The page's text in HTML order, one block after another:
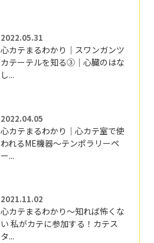
2022.05.31
心カテまるわかり｜スワンガンツ
カテーテルを知る③｜心臓のはな
し...
2022.04.05
心カテまるわかり｜心カテ室で使
われるME機器～テンポラリーペ
ー...
2021.11.02
心カテまるわかり～知れば怖くな
い 私がカテに参加する！カテス
タ...